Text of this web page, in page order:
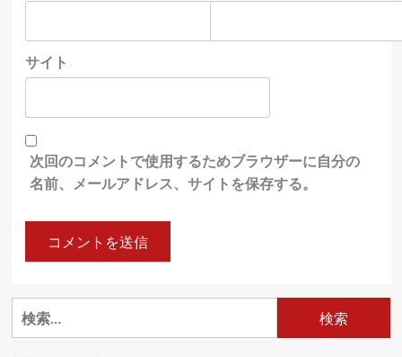
サイト
次回のコメントで使用するためブラウザーに自分の
名前、メールアドレス、サイトを保存する。
検
索: